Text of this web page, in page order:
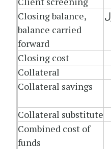
Closing balance,
balance carried
forward
Closing cost
Collateral
Collateral savings
Collateral substitute
Combined cost of
funds